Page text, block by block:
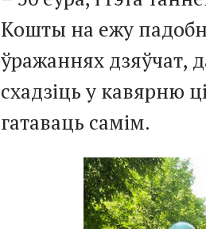
Кошты на ежу
ўражаннях дзяўчат,
схадзіць у кавярню
гатаваць самім.